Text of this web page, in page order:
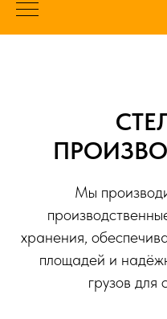
Мы
хранения,
площадей и
грузов для